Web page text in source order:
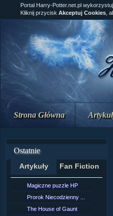
Strona Główna
Ostatnie
Artykuły Fan Fiction
Magiczne puzzle HP
Prorok Niecodzienny ...
The House of Gaunt
Portal Harry-Potter.net.pl
Kliknij przycisk Akceptuj Cookies ,